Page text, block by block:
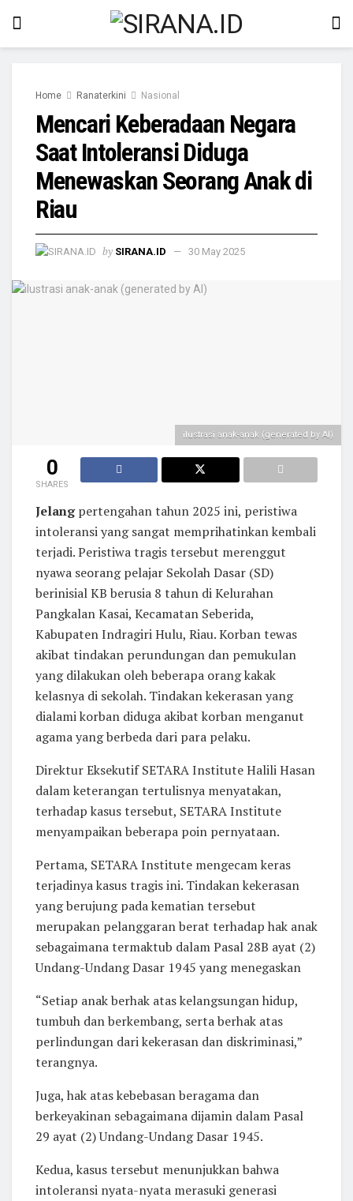
Home Ranaterkini Nasional
Mencari Keberadaan Negara
Saat Intoleransi Diduga
Menewaskan Seorang Anak di
Riau
by SIRANA.ID 30 May 2025
ilustrasi anak-anak (generated by AI)
0
SHARES
Jelangpertengahan tahun 2025 ini, peristiwa
intoleransi yang sangat memprihatinkan kembali
terjadi. Peristiwa tragis tersebut merenggut
nyawa seorang pelajar Sekolah Dasar (SD)
berinisial KB berusia 8 tahun di Kelurahan
Pangkalan Kasai, Kecamatan Seberida,
Kabupaten Indragiri Hulu, Riau. Korban tewas
akibat tindakan perundungan dan pemukulan
yang dilakukan oleh beberapa orang kakak
kelasnya di sekolah. Tindakan kekerasan yang
dialami korban diduga akibat korban menganut
agama yang berbeda dari para pelaku.
Direktur Eksekutif SETARA Institute Halili Hasan
dalam keterangan tertulisnya menyatakan,
terhadap kasus tersebut, SETARA Institute
menyampaikan beberapa poin pernyataan.
Pertama, SETARA Institute mengecam keras
terjadinya kasus tragis ini. Tindakan kekerasan
yang berujung pada kematian tersebut
merupakan pelanggaran berat terhadap hak anak
sebagaimana termaktub dalam Pasal 28B ayat (2)
Undang-Undang Dasar 1945 yang menegaskan
“Setiap anak berhak atas kelangsungan hidup,
tumbuh dan berkembang, serta berhak atas
perlindungan dari kekerasan dan diskriminasi,”
terangnya.
Juga, hak atas kebebasan beragama dan
berkeyakinan sebagaimana dijamin dalam Pasal
29 ayat (2) Undang-Undang Dasar 1945.
Kedua, kasus tersebut menunjukkan bahwa
intoleransi nyata-nyata merasuki generasi